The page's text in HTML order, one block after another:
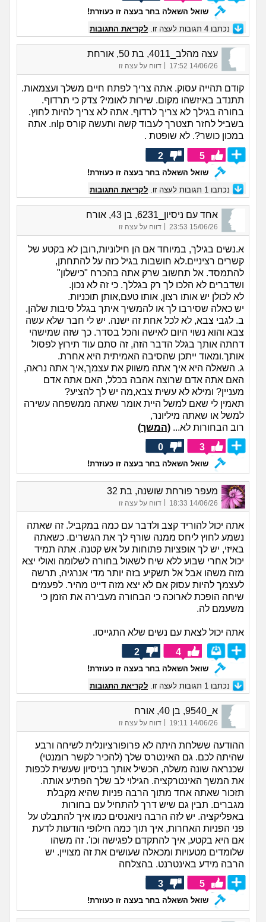
שואל השאלה בחר בעצה זו כעוזרת!
נכתבו 4 תגובות לעצה זו. לקריאת התגובות
עצה מהלב_4011, בת 50, אורחת
14/06/26 17:52 דווח על עצה זו
קודם תהייה עסוק. אתה צריך לפתח חיים משלך ועצמאות.
תתנדב באיזשהו מקום. שירות לאומי? צדק כי תרדוף.
בחורה בגילך לא צריך לרדוף. אתה לא צריך להיות לחוץ.
בשביל לחזר תצטרך לעבוד קשה ותעשה קורס nlp. אתה
במכון כושר?. לא שופטת .
5
2
שואל השאלה בחר בעצה זו כעוזרת!
נכתבו 1 תגובות לעצה זו. לקריאת התגובות
אחד עם ניסיון_6231, בן 43, אורח
15/06/26 23:53
| דווח על עצה זו
א.נשים בגילך, במיוחד אם הן חילוניות,רובן לא בקטע של
קשרים רציניים.לא חושבות בגיל כזה על להתחתן,
להתמסד. אל תחשוב שרק אתה בהכרח "כישלון"
ושדברים לא הלכו לך רק בגללך. כי זה לא נכון.
לא לכולן יש אותו רצון, אותו טעם,אותן תוכניות.
יש כאלה שסירבו לך או להמשיך איתך בגלל סיבות שלהן.
ב. לגבי צבא, לא לכל אחת זה ישנה. יש לי חבר שלא עשה
צבא והוא נשוי היום לאישה והכל בסדר. כך שזה שמישהי
דחתה אותך בגלל הדבר הזה, זה סתם עוד תירוץ לפסול
אותך.ומאוד ייתכן שהסיבה האמיתית היא אחרת.
ג. השאלה היא איך אתה משווק את עצמך,איך אתה נראה,
האם אתה אדם שרוצה אהבה בכלל, האם אתה אדם
מעניין? ומילא לא עשית צבא,מה יש לך להציע?
תאמין לי שאם למשל היית אומר שאתה ממשפחה עשירה
למשל או שאתה מיליונר,
רוב הבחורות לא... (המשך)
3
0
שואל השאלה בחר בעצה זו כעוזרת!
מעפר פורחת שושנה, בת 32
14/06/26 18:33
| דווח על עצה זו
אתה יכול להוריד קצב ולדבר עם כמה במקביל. זה שאתה
נשמע לחוץ ליחס ממנה שורף לך את הגשרים. כשאתה
באיזי, יש לך אופציות פתוחות על אש קטנה. אתה תמיד
יכול אחרי שבוע ללא שיח לשאול בחורה לשלומה ואולי יצא
מזה משהו אבל אל תשקיע בזה יותר מדי אנרגיה, תרשה
לעצמך להיות עסוק אם לא יצא מזה דייט מהיר. לפעמים
שיחה הופכת לארוכה כי הבחורה מעבירה את הזמן כי
משעמם לה.
אתה יכול לצאת עם נשים שלא התגייסו.
4
2
שואל השאלה בחר בעצה זו כעוזרת!
נכתבו 1 תגובות לעצה זו. לקריאת התגובות
א_9540, בן 40, אורח
14/06/26 19:11 דווח על עצה זו
ההודעה ששלחת היתה לא פרופורציונלית לשיחה ורבע
שהיתה לכם. גם האינטרס שלך (להכיר לקשר רומנטי)
שכנראה שונה משלה, הכשיל אותך בניסיון שעשית לכפות
את המשך האינטרקציה. הגילוי לב שלך הפתיע אותה.
תזכור שאתה אחד מתוך הרבה פניות שהיא מקבלת
מגברים. תבין גם שיש דרך להתחיל עם בחורות
באפליקציה. יש לזה הרבה ניואנסים כמו איך להתבלט על
פני הפניות האחרות, איך תוך כמה חילופי הודעות לדעת
אם היא בקטע, איך להתקדם לפגישה וכו'. זה משהו
שלומדים מטעויות ומכאלה שעושים את זה מצויין. יש
הרבה מידע באינטרנט. בהצלחה
5
3
שואל השאלה בחר בעצה זו כעוזרת!